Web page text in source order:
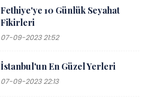
Fethiye'ye 10 Günlük Seyahat
Fikirleri
07-09-2023 21:52
İstanbul'un En Güzel Yerleri
07-09-2023 22:13